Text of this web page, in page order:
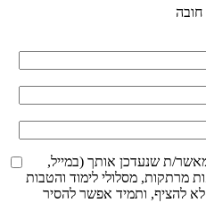
ת שנעדכן אותך (במייל,
מרתקות, מסלולי לימוד והטבות
לא להציף, ותמיד אפשר להסיר